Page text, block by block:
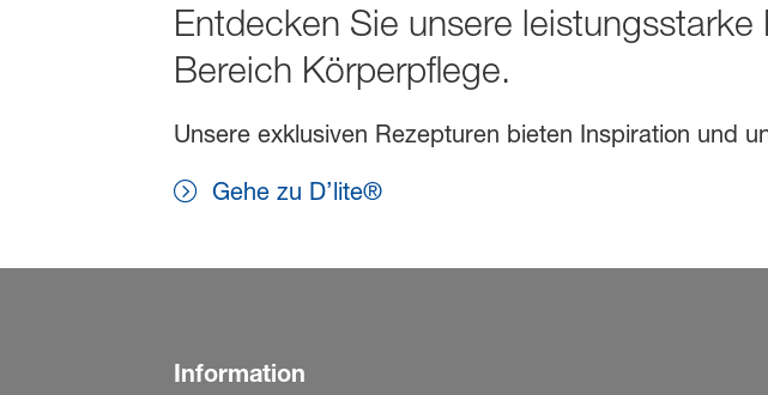
Entdecken Sie unsere
Bereich Körperpflege.
Unsere exklusiven Rezepturen bieten Inspiration und
Gehe zu D’lite®
Information